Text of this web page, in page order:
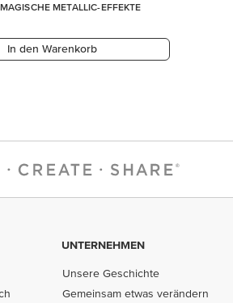
METALLIC-EFFEKTE
In den Warenkorb
UNTERNEHMEN
Unsere Geschichte
Gemeinsam etwas verändern